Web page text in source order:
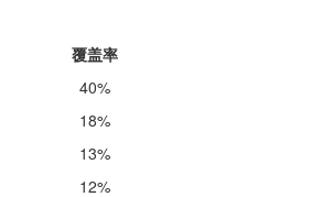
覆盖率
40%
18%
13%
12%